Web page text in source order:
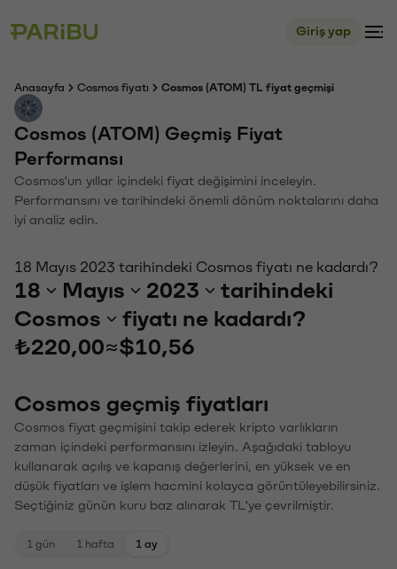
Giriş yap
Anasayfa Cosmos fiyatı Cosmos (ATOM) TL fiyat geçmişi
Cosmos (ATOM) Geçmiş Fiyat
Performansı
Cosmos'un yıllar içindeki fiyat değişimini inceleyin.
Performansını ve tarihindeki önemli dönüm noktalarını daha
iyi analiz edin.
18 Mayıs 2023 tarihindeki Cosmos fiyatı ne kadardı?
18 Mayıs 2023
tarihindeki
Cosmos
fiyatı ne kadardı?
₺220,00≈$10,56
Cosmos geçmiş fiyatları
Cosmos fiyat geçmişini takip ederek kripto varlıkların
zaman içindeki performansını izleyin. Aşağıdaki tabloyu
kullanarak açılış ve kapanış değerlerini, en yüksek ve en
düşük fiyatları ve işlem hacmini kolayca görüntüleyebilirsiniz.
Seçtiğiniz günün kuru baz alınarak TL'ye çevrilmiştir.
1 gün 1 hafta 1 ay